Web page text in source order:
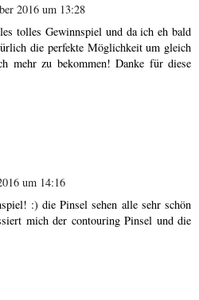
2016 um 13:28
tolles Gewinnspiel und da ich eh bald
die perfekte Möglichkeit um gleich
mehr zu bekommen! Danke für diese
um 14:16
:) die Pinsel sehen alle sehr schön
mich der contouring Pinsel und die